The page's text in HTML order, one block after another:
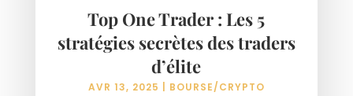
Top One Trader : Les 5
stratégies secrètes des traders
d’élite
AVR 13, 2025 BOURSE/CRYPTO